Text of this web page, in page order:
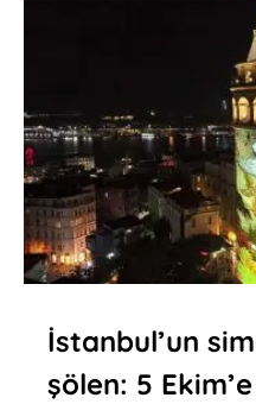
İstanbul’un
şölen: 5